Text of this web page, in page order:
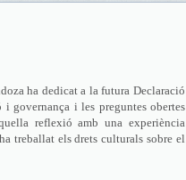
ha dedicat a la futura Declaració
governança i les preguntes obertes
reflexió amb una experiència
treballat els drets culturals sobre el